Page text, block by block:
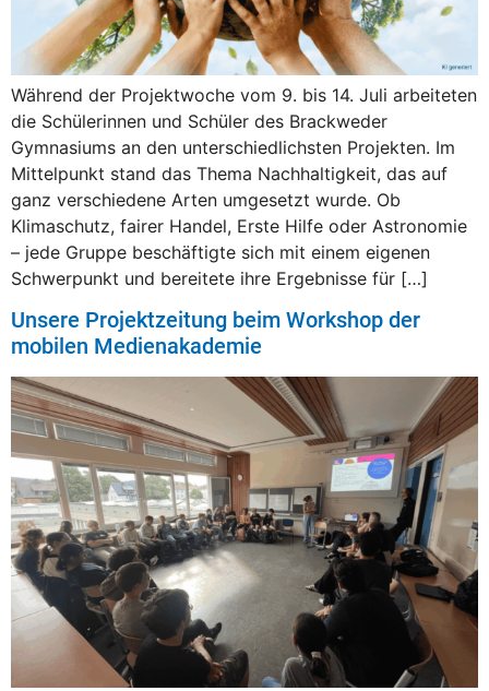
Während der Projektwoche vom 9. bis 14. Juli arbeiteten
die Schülerinnen und Schüler des Brackweder
Gymnasiums an den unterschiedlichsten Projekten. Im
Mittelpunkt stand das Thema Nachhaltigkeit, das auf
ganz verschiedene Arten umgesetzt wurde. Ob
Klimaschutz, fairer Handel, Erste Hilfe oder Astronomie
– jede Gruppe beschäftigte sich mit einem eigenen
Schwerpunkt und bereitete ihre Ergebnisse für […]
Unsere Projektzeitung beim Workshop der
mobilen Medienakademie